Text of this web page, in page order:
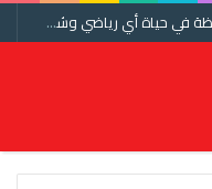
محمد حشيش : مقابلة الرئيس أعظم لحظة في حياة أي رياضي وشكرا اتحاد الكرة ومنتخب مصر